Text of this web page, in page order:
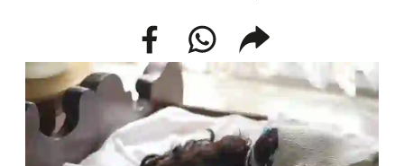
facebookwhatsappcompartir
enlace